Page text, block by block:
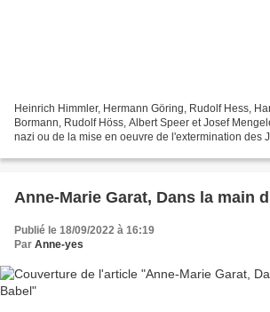
Heinrich Himmler, Hermann Göring, Rudolf Hess,
Bormann, Rudolf Höss, Albert Speer et Josef
nazi ou de la mise en oeuvre de l'extermination des
Anne-Marie Garat, Dans la main
Publié le 18/09/2022 à 16:19
Par Anne-yes